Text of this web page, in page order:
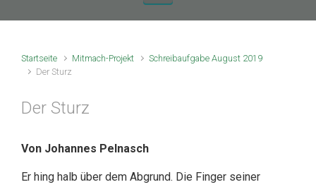
Startseite Mitmach-Projekt
Schreibaufgabe August 2019
Der Sturz
Der Sturz
Von Johannes Pelnasch
Er hing halb über dem Abgrund. Die Finger seiner